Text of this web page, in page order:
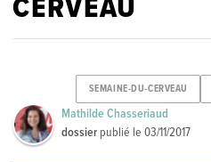
CERVEAU
SEMAINE-DU-CERVEAU
Mathilde Chasseriaud
dossier publié le03/11/2017